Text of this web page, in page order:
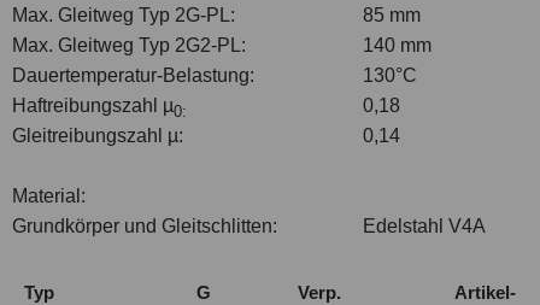
Max. Gleitweg Typ 2G-PL:
85 mm
Max. Gleitweg Typ 2G2-PL:
140 mm
Dauertemperatur-Belastung:
130°C
Haftreibungszahl µ0:
0,18
Gleitreibungszahl µ:
0,14
Material:
Grundkörper und Gleitschlitten:
Edelstahl V4A
Typ
G
Verp.
Artikel-